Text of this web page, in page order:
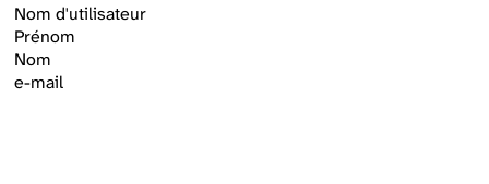
Nom d'utilisateur
Prénom
Nom
e-mail